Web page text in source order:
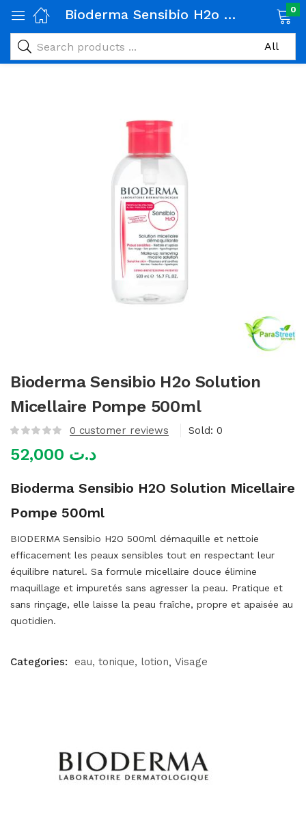
alimentaires)
Bioderma Sensibio H2o Solution Micellaire Pompe 500ml 0
Bioderma Sensibio H2o Solution
Micellaire Pompe 500ml
0 customer reviews Sold: 0
د.ت
Bioderma Sensibio H2O Solution Micellaire
Pompe 500ml
BIODERMA Sensibio H2O 500ml démaquille et nettoie
efficacement les peaux sensibles tout en respectant leur
équilibre naturel. Sa formule micellaire douce élimine
maquillage et impuretés sans agresser la peau. Pratique et
sans rinçage, elle laisse la peau fraîche, propre et apaisée au
quotidien.
Categories: eau, tonique, lotion Visage